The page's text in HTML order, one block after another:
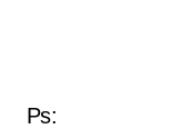
Ps: